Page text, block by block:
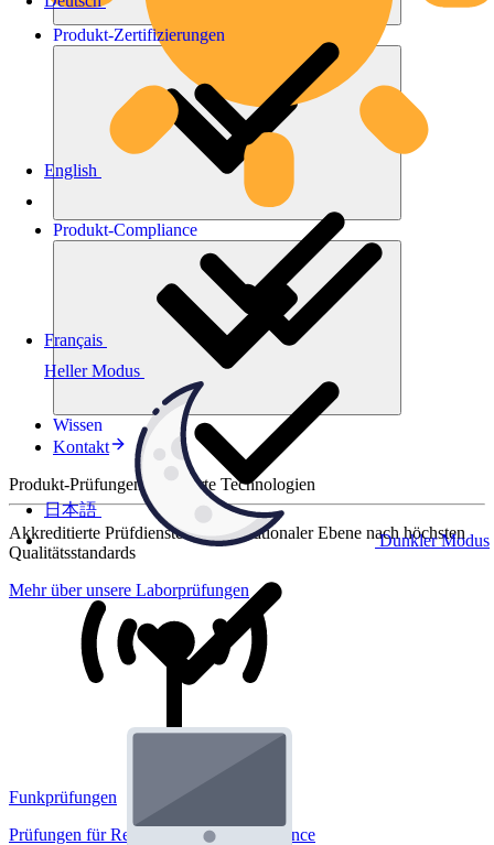
Heller Modus
Dunkler Modus
English
Français
日本語
Produkt-Zertifizierungen
Produkt-Compliance
Wissen
Kontakt
Produkt-Prüfungen für smarte Technologien
Akkreditierte Prüfdienste auf internationaler Ebene nach höchsten
Qualitätsstandards
Mehr über unsere Laborprüfungen
Funkprüfungen
Prüfungen für Regulatorik und Performance